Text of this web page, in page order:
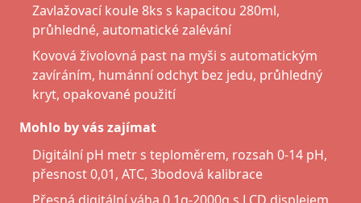
Zavlažovací koule 8ks s kapacitou 280ml,
průhledné, automatické zalévání
Kovová živolovná past na myši s automatickým
zavíráním, humánní odchyt bez jedu, průhledný
kryt, opakované použití
Mohlo by vás zajímat
Digitální pH metr s teploměrem, rozsah 0-14 pH,
přesnost 0,01, ATC, 3bodová kalibrace